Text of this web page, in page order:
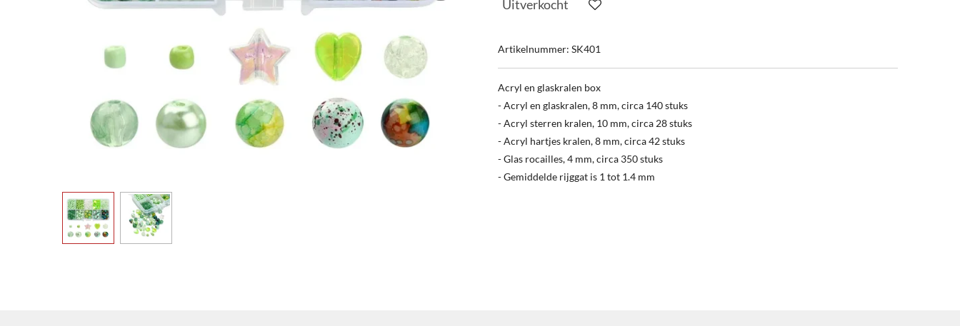
Uitverkocht
Artikelnummer: SK401
Acryl en glaskralen box
- Acryl en glaskralen, 8 mm, circa 140 stuks
- Acryl sterren kralen, 10 mm, circa 28 stuks
- Acryl hartjes kralen, 8 mm, circa 42 stuks
- Glas rocailles, 4 mm, circa 350 stuks
- Gemiddelde rijggat is 1 tot 1.4 mm